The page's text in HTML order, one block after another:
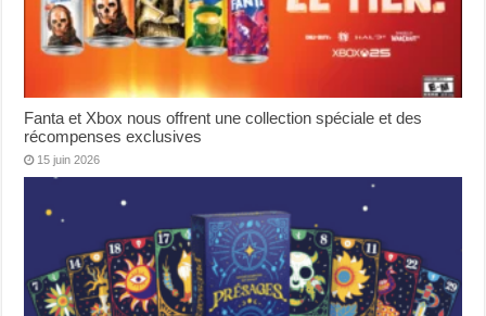
Fanta et Xbox nous offrent une collection spéciale et des
récompenses exclusives
15 juin 2026